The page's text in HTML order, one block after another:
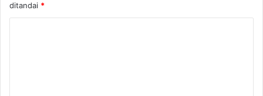
ditandai *